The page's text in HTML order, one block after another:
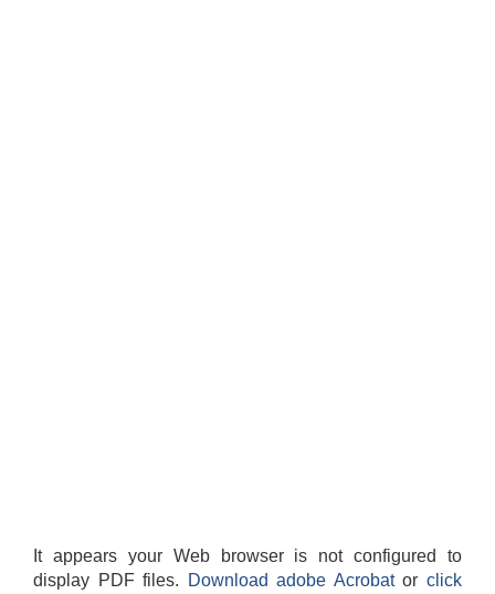
It appears your Web browser is not configured to
display PDF files.
Download adobe Acrobatorclick